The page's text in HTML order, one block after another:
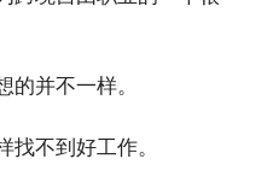
并不一样。
不到好工作。